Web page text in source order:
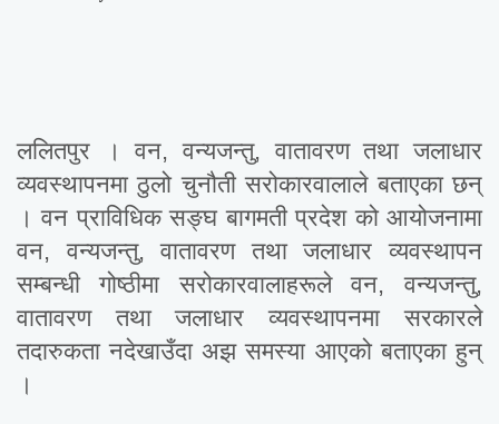
ललितपुर । वन, वन्यजन्तु, वातावरण तथा जलाधार
व्यवस्थापनमा ठुलो चुनौती सरोकारवालाले बताएका छन्
। वन प्राविधिक सङ्घ बागमती प्रदेश को आयोजनामा
वन, वन्यजन्तु, वातावरण तथा जलाधार व्यवस्थापन
सम्बन्धी गोष्ठीमा सरोकारवालाहरूले वन, वन्यजन्तु,
वातावरण तथा जलाधार व्यवस्थापनमा सरकारले
तदारुकता नदेखाउँदा अझ समस्या आएको बताएका हुन्
।